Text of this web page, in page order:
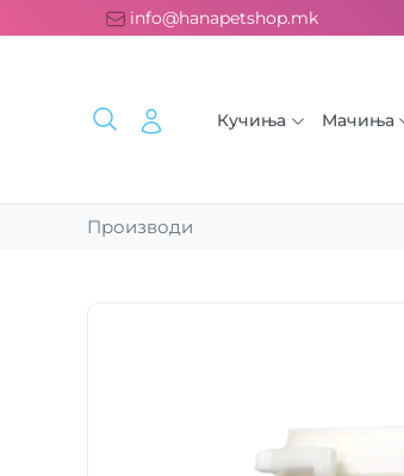
info@hanapetshop.mk
испорака над 2000 ден. ››› 2% од
Кучиња Мачиња
Производи